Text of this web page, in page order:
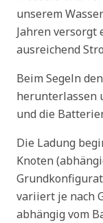
unserem
Jahren versorgt
ausreichend
Beim Segeln
herunterlassen
und die
Die Ladung
Knoten
variiert je nach
abhängig vom